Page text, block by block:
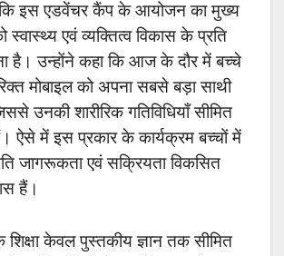
कि इस एडवेंचर कैंप के आयोजन का मुख्य
स्वास्थ्य एवं व्यक्तित्व विकास के प्रति
है। उन्होंने कहा कि आज के दौर में बच्चे
मोबाइल को अपना सबसे बड़ा साथी
उनकी शारीरिक गतिविधियाँ सीमित
ऐसे में इस प्रकार के कार्यक्रम बच्चों में
जागरूकता एवं सक्रियता विकसित
हैं।
शिक्षा केवल पुस्तकीय ज्ञान तक सीमित